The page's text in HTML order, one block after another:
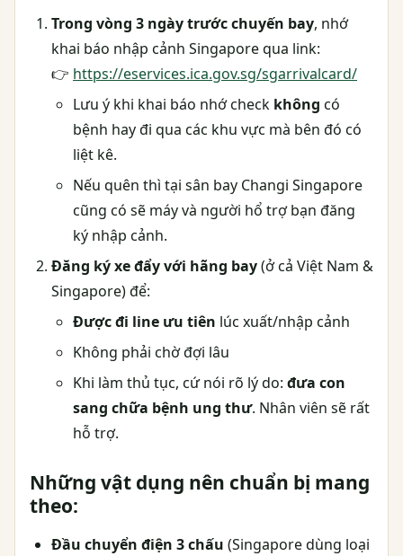
Trong vòng 3 ngày trước chuyến bay, nhớ
khai báo nhập cảnh Singapore qua link:
👉 https://eservices.ica.gov.sg/sgarrivalcard/
Lưu ý khi khai báo nhớ check không có
bệnh hay đi qua các khu vực mà bên đó có
liệt kê.
Nếu quên thì tại sân bay Changi Singapore
cũng có sẽ máy và người hổ trợ bạn đăng
ký nhập cảnh.
Đăng ký xe đẩy với hãng bay(ở cả Việt Nam &
Singapore) để:
Được đi line ưu tiên lúc xuất/nhập cảnh
Không phải chờ đợi lâu
Khi làm thủ tục, cứ nói rõ lý do: đưa con
sang chữa bệnh ung thư. Nhân viên sẽ rất
hỗ trợ.
Những vật dụng nên chuẩn bị mang
theo:
Đầu chuyển điện 3 chấu (Singapore dùng loại